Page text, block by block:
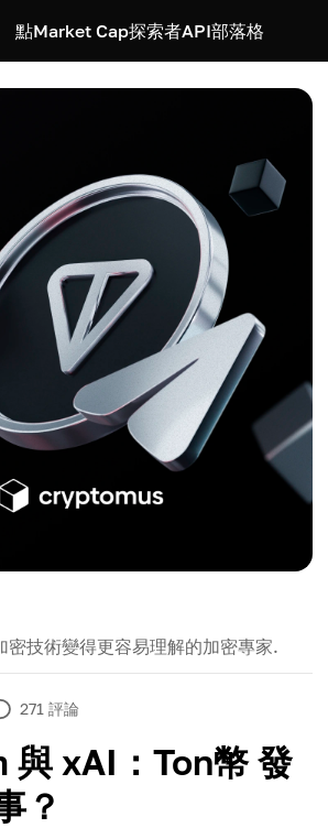
點Market Cap探索者API部落格
密技術變得更容易理解的加密專家.
271 評論
與 xAI：Ton幣 發
？